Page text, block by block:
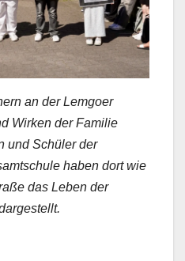
an der Lemgoer
Wirken der Familie
und Schüler der
haben dort wie
das Leben der